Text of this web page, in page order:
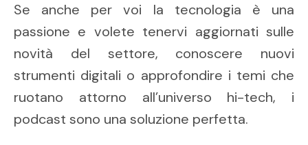
Se anche per voi la tecnologia è una
passione e volete tenervi aggiornati sulle
novità del settore, conoscere nuovi
strumenti digitali o approfondire i temi che
ruotano attorno all’universo hi-tech, i
podcast sono una soluzione perfetta.